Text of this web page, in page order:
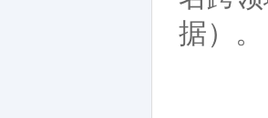
据）。